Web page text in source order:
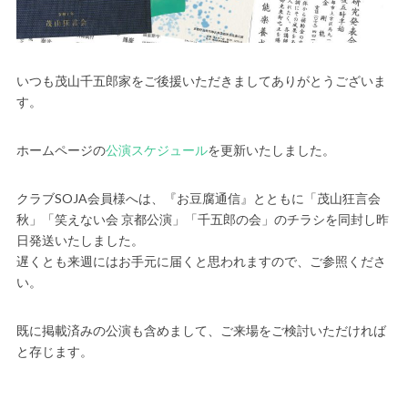
いつも茂山千五郎家をご後援いただきましてありがとうございま
す。
ホームページの公演スケジュールを更新いたしました。
クラブSOJA会員様へは、『お豆腐通信』とともに「茂山狂言会
秋」「笑えない会 京都公演」「千五郎の会」のチラシを同封し昨
日発送いたしました。
遅くとも来週にはお手元に届くと思われますので、ご参照くださ
い。
既に掲載済みの公演も含めまして、ご来場をご検討いただければ
と存じます。